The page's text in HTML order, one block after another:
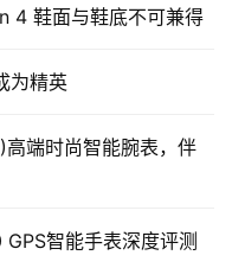
4 鞋面与鞋底不可兼得
为精英
端时尚智能腕表，伴
智能手表深度评测